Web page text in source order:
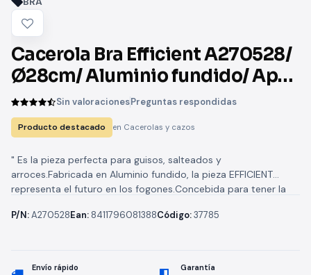
Cacerola Bra Efficient A270528/
Ø28cm/ Aluminio fundido/ Apta
para Inducción
Sin valoracionesPreguntas respondidas
Producto destacado en Cacerolas y cazos
" Es la pieza perfecta para guisos, salteados y
arroces.Fabricada en Aluminio fundido, la pieza EFFICIENT
representa el futuro en los fogones.Concebida para tener la
P/N:A270528Ean: 8411796081388Código:37785
Envío rápido Garantía